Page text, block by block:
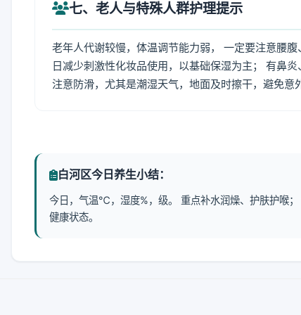
七、老人与特殊人群护理提示
老年人代谢较慢，体温调节能力弱， 一定要注意腰
日减少刺激性化妆品使用，以基础保湿为主； 有鼻
注意防滑，尤其是潮湿天气，地面及时擦干，避免意
白河区今日养生小结：
今日，气温℃，湿度%，级。 重点补水润燥、护肤护喉
健康状态。